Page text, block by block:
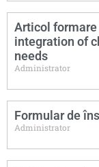
Articol formare
integration of
needs
Administrator
Formular de
Administrator